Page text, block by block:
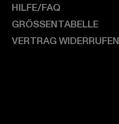
HILFE/FAQ
GRÖSSENTABELLE
VERTRAG WIDERRUFEN